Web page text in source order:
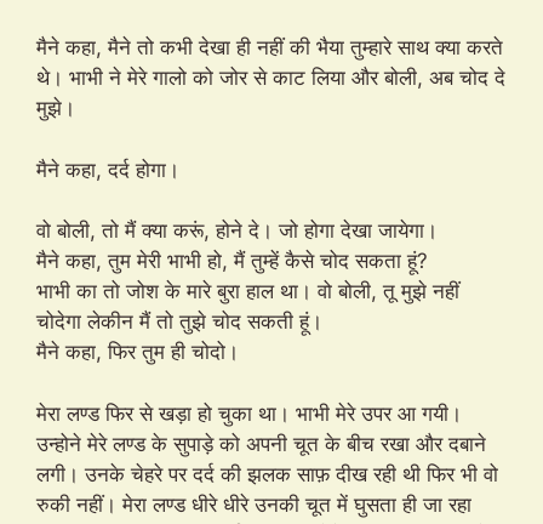
मैने कहा, मैने तो कभी देखा ही नहीं की भैया तुम्हारे साथ क्या करते
थे। भाभी ने मेरे गालो को जोर से काट लिया और बोली, अब चोद दे
मुझे।
मैने कहा, दर्द होगा।
वो बोली, तो मैं क्या करूं, होने दे। जो होगा देखा जायेगा।
मैने कहा, तुम मेरी भाभी हो, मैं तुम्हें कैसे चोद सकता हूं?
भाभी का तो जोश के मारे बुरा हाल था। वो बोली, तू मुझे नहीं
चोदेगा लेकीन मैं तो तुझे चोद सकती हूं।
मैने कहा, फिर तुम ही चोदो।
मेरा लण्ड फिर से खड़ा हो चुका था। भाभी मेरे उपर आ गयी।
उन्होने मेरे लण्ड के सुपाड़े को अपनी चूत के बीच रखा और दबाने
लगी। उनके चेहरे पर दर्द की झलक साफ़ दीख रही थी फिर भी वो
रुकी नहीं। मेरा लण्ड धीरे धीरे उनकी चूत में घुसता ही जा रहा